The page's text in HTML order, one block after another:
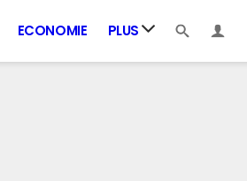
ECONOMIE PLUS